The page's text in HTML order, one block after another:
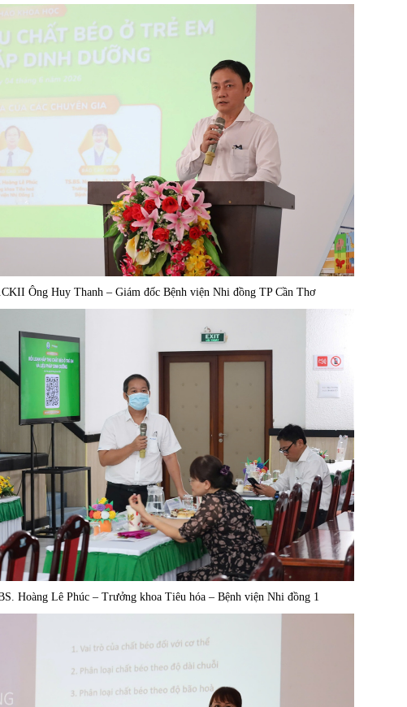
Ông Huy Thanh – Giám đốc Bệnh viện Nhi đồng TP Cần Thơ
Hoàng Lê Phúc – Trưởng khoa Tiêu hóa – Bệnh viện Nhi đồng 1